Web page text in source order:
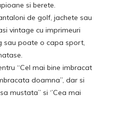
si berete.
de golf, jachete sau
vintage cu imprimeuri
sau poate o capa sport,
“Cel mai bine imbracat
doamna”, dar si
mustata” si ‘’Cea mai